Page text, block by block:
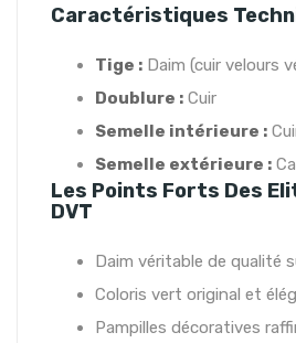
Caractéristiques
Tige : Daim (cuir velours
Doublure : Cuir
Semelle intérieure :
Semelle extérieure :
Les Points Forts Des
DVT
Daim véritable de qualité
Coloris vert original et
Pampilles décoratives